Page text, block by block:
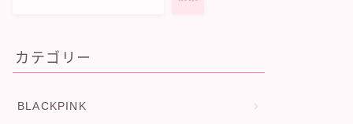
カテゴリー
BLACKPINK